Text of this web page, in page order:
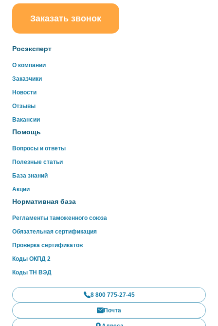
Росэксперт
О компании
Заказчики
Новости
Отзывы
Вакансии
Помощь
Вопросы и ответы
Полезные статьи
База знаний
Акции
Нормативная база
Регламенты таможенного союза
Обязательная сертификация
Проверка сертификатов
Коды ОКПД 2
Коды ТН ВЭД
Заказать звонок
8 800 775-27-45
Почта